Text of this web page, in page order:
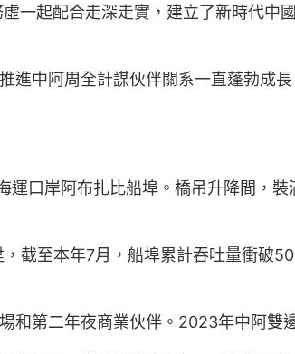
一起配合走深走實，建立了新時代中
進中阿周全計謀伙伴關系一直蓬勃成
運口岸阿布扎比船埠。橋吊升降間，
截至本年7月，船埠累計吞吐量衝破
和第二年夜商業伙伴。2023年中阿雙